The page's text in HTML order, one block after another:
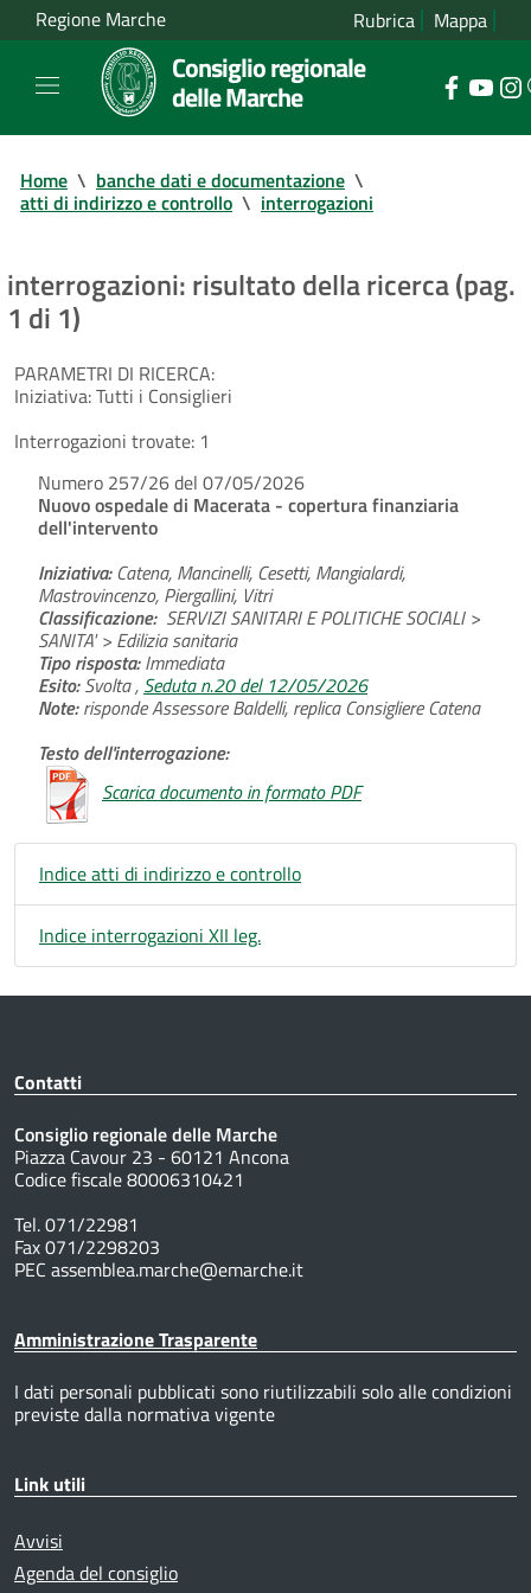
Regione Marche Rubrica Mappa
Consiglio regionale
delle Marche
Home \ banche dati e documentazione \
atti di indirizzo e controllo \ interrogazioni
interrogazioni: risultato della ricerca (pag.
1 di 1)
PARAMETRI DI RICERCA:
Iniziativa:Tutti i Consiglieri
Interrogazioni trovate: 1
Numero 257/26 del 07/05/2026
Nuovo ospedale di Macerata - copertura finanziaria
dell'intervento
Iniziativa:Catena, Mancinelli, Cesetti, Mangialardi,
Mastrovincenzo, Piergallini, Vitri
Classificazione: SERVIZI SANITARI E POLITICHE SOCIALI >
SANITA' > Edilizia sanitaria
Tipo risposta:Immediata
Esito:Svolta , Seduta n.20 del 12/05/2026
Note:risponde Assessore Baldelli, replica Consigliere Catena
Testo dell'interrogazione:
Scarica documento in formato PDF
Indice atti di indirizzo e controllo
Indice interrogazioni XII leg.
Contatti
Consiglio regionale delle Marche
Piazza Cavour 23 - 60121 Ancona
Codice fiscale 80006310421
Tel. 071/22981
Fax 071/2298203
PEC assemblea.marche@emarche.it
Amministrazione Trasparente
I dati personali pubblicati sono riutilizzabili solo alle condizioni
previste dalla normativa vigente
Link utili
Avvisi
Agenda del consiglio